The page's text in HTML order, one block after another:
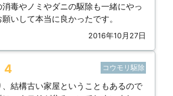
毒やノミやダニの駆除も一緒にやっ
いして本当に良かったです。
2016年10月27日
4 コウモリ駆除
結構古い家屋ということもあるので